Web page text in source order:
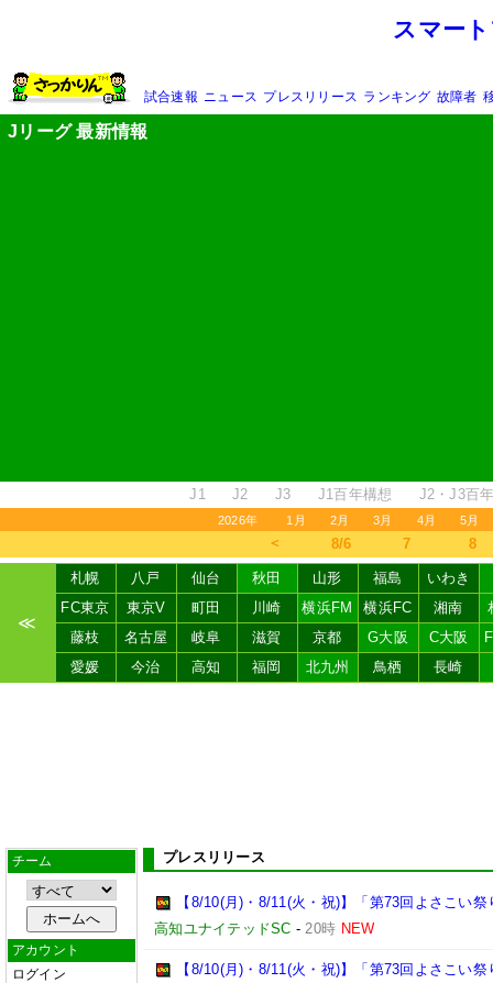
スマー
試合速報 ニュース プレスリリース ランキング 故障者
Jリーグ 最新情報
J1 J2 J3 J1百年構想 J2・J3百
2026年 1月 2月 3月 4月 5月
＜ 8/6 7 8
≪
札幌 八戸 仙台 秋田 山形 福島
いわき
FC東京
東京V 町田 川崎 横浜FM 横浜FC 湘南
藤枝
名古屋 岐阜 滋賀 京都 G大阪 C大阪
愛媛
今治 高知 福岡 北九州 鳥栖 長崎
チーム
アカウント
ログイン
プレスリリース
【8/10(月)・8/11(火・祝)】「第73回よさこい
高知ユナイテッドSC -20時 NEW
【8/10(月)・8/11(火・祝)】「第73回よさこい